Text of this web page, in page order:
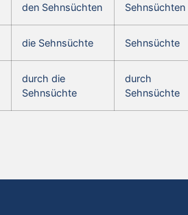
den Sehnsüchten Sehnsüchten
die Sehnsüchte Sehnsüchte
durch die
Sehnsüchte
durch
Sehnsüchte